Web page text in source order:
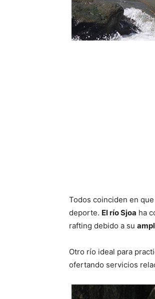
Todos coinciden en que
deporte. El río Sjoa ha
rafting debido a su
Otro río ideal para
ofertando servicios